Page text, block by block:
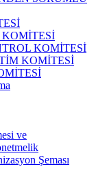
KOMİTESİ
KOMİTESİ
ve
Şeması